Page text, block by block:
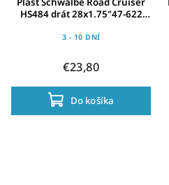
HS484 drát 28x1.75"47-622
3 - 10 DNÍ
€23,80
Do košíka